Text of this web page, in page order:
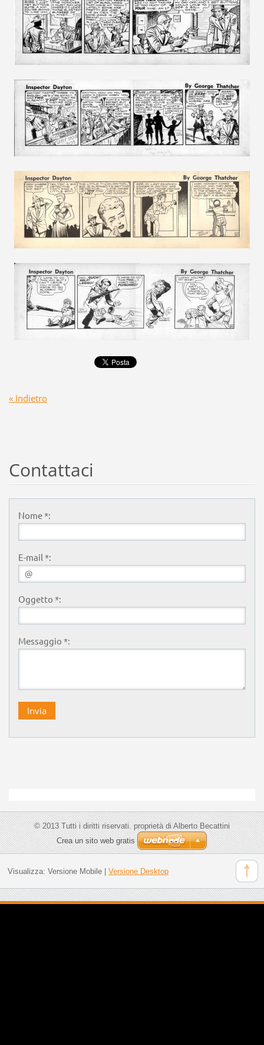
« Indietro
Contattaci
Nome *:
E-mail *:
Oggetto *:
Messaggio *:
© 2013 Tutti i diritti riservati. proprietà di Alberto Becattini
Crea un sito web gratis
Visualizza: Versione Mobile| Versione Desktop